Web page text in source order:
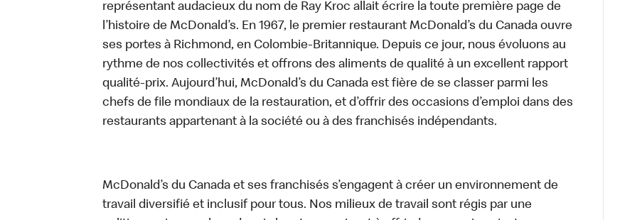
représentant audacieux du nom de Ray Kroc allait écrire la toute première page de
l’histoire de McDonald’s. En 1967, le premier restaurant McDonald’s du Canada ouvre
ses portes à Richmond, en Colombie-Britannique. Depuis ce jour, nous évoluons au
rythme de nos collectivités et offrons des aliments de qualité à un excellent rapport
qualité-prix. Aujourd’hui, McDonald’s du Canada est fière de se classer parmi les
chefs de file mondiaux de la restauration, et d’offrir des occasions d’emploi dans des
restaurants appartenant à la société ou à des franchisés indépendants.
McDonald’s du Canada et ses franchisés s’engagent à créer un environnement de
travail diversifié et inclusif pour tous. Nos milieux de travail sont régis par une